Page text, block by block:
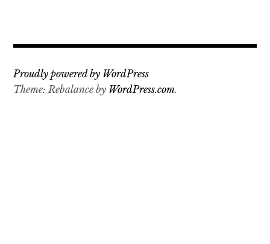
Proudly powered by WordPress
Theme: Rebalance by WordPress.com.